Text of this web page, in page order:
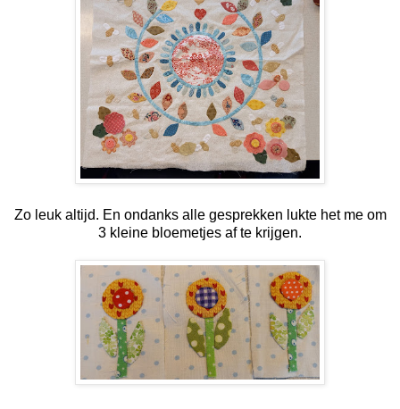
Zo leuk altijd. En ondanks alle gesprekken lukte het me om
3 kleine bloemetjes af te krijgen.